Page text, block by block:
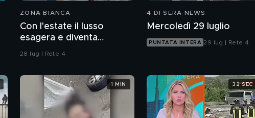
ZONA BIANCA
Con l'estate il lusso
esagera e diventa
"cafone"
28 lug | Rete 4
4 DI SERA NEWS
Mercoledì 29 luglio
PUNTATA INTERA 29 lug | Rete 4
1 MIN 32 SEC